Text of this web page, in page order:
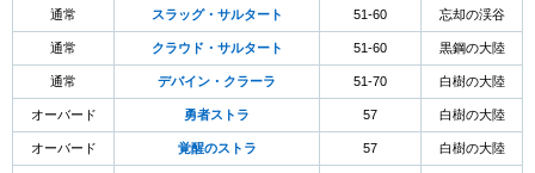
通常 スラッグ・サルタート 51-60 忘却の渓谷
通常 クラウド・サルタート 51-60 黒鋼の大陸
通常 デバイン・クラーラ 51-70 白樹の大陸
オーバード 勇者ストラ 57 白樹の大陸
オーバード 覚醒のストラ 57 白樹の大陸